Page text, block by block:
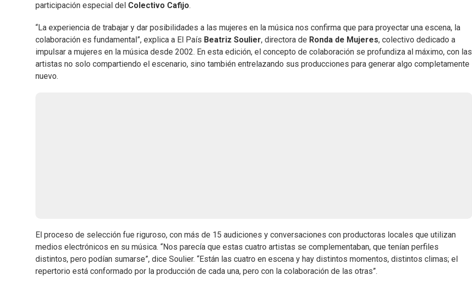
participación especial del Colectivo Cafijo.
“La experiencia de trabajar y dar posibilidades a las mujeres en la música nos confirma que para proyectar una escena, la
colaboración es fundamental”, explica a El País Beatriz Soulier, directora de Ronda de Mujeres, colectivo dedicado a
impulsar a mujeres en la música desde 2002. En esta edición, el concepto de colaboración se profundiza al máximo, con las
artistas no solo compartiendo el escenario, sino también entrelazando sus producciones para generar algo completamente
nuevo.
El proceso de selección fue riguroso, con más de 15 audiciones y conversaciones con productoras locales que utilizan
medios electrónicos en su música. “Nos parecía que estas cuatro artistas se complementaban, que tenían perfiles
distintos, pero podían sumarse”, dice Soulier. “Están las cuatro en escena y hay distintos momentos, distintos climas; el
repertorio está conformado por la producción de cada una, pero con la colaboración de las otras”.